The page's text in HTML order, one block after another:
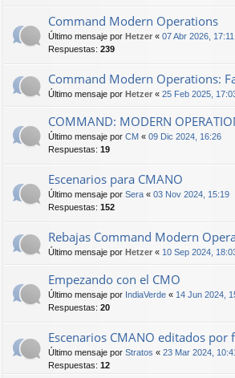
Command Modern Operations
Último mensaje por Hetzer « 07 Abr 2026, 17:11
Respuestas: 239
Command Modern Operations:
Último mensaje por Hetzer « 25 Feb 2025,
COMMAND: MODERN
Último mensaje por CM « 09 Dic 2024, 16:26
Respuestas: 19
Escenarios para CMANO
Último mensaje por Sera « 03 Nov 2024, 15:19
Respuestas: 152
Rebajas Command Modern
Último mensaje por Hetzer « 10 Sep 2024,
Empezando con el CMO
Último mensaje por IndiaVerde « 14 Jun 2024,
Respuestas: 20
Escenarios CMANO editados por
Último mensaje por Stratos « 23 Mar 2024,
Respuestas: 12